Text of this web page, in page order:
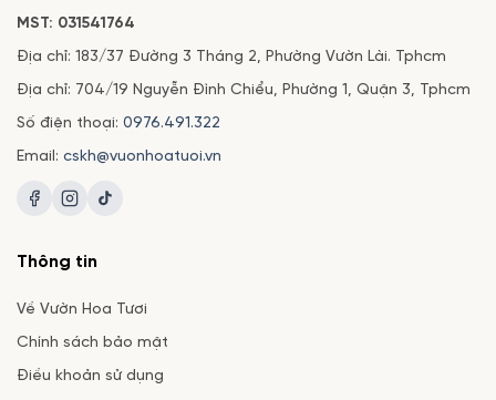
MST: 031541764
Địa chỉ: 183/37 Đường 3 Tháng 2, Phường Vườn Lài. Tphcm
Địa chỉ: 704/19 Nguyễn Đình Chiểu, Phường 1, Quận 3, Tphcm
Số điện thoại: 0976.491.322
Email: cskh@vuonhoatuoi.vn
Thông tin
Về Vườn Hoa Tươi
Chính sách bảo mật
Điều khoản sử dụng